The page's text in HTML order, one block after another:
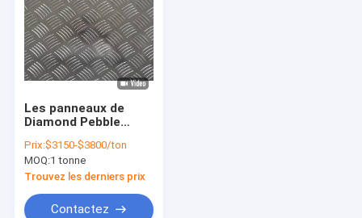
Les panneaux de
Diamond Pebble
Sheet .063" .090" ont
vérifié la feuille en
aluminium
Prix:$3150-$3800/ton
MOQ:1 tonne
Trouvez les derniers prix
Contactez